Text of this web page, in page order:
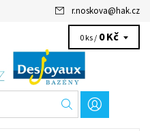
r.noskova@hak.cz
0 ks / 0 Kč